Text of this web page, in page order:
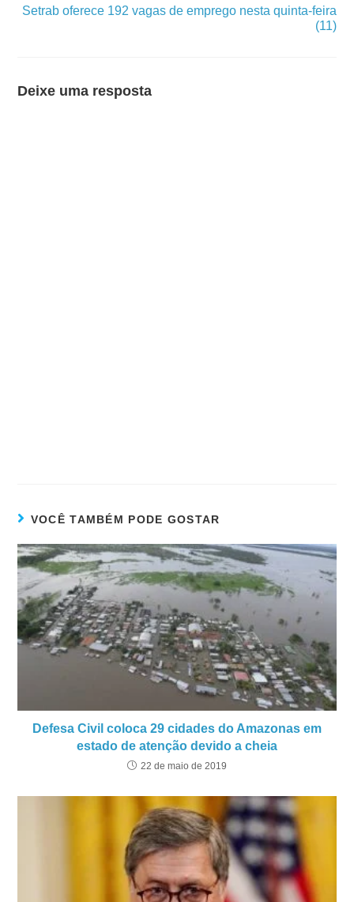
Setrab oferece 192 vagas de emprego nesta quinta-feira
(11)
Deixe uma resposta
VOCÊ TAMBÉM PODE GOSTAR
Defesa Civil coloca 29 cidades do Amazonas em
estado de atenção devido a cheia
22 de maio de 2019